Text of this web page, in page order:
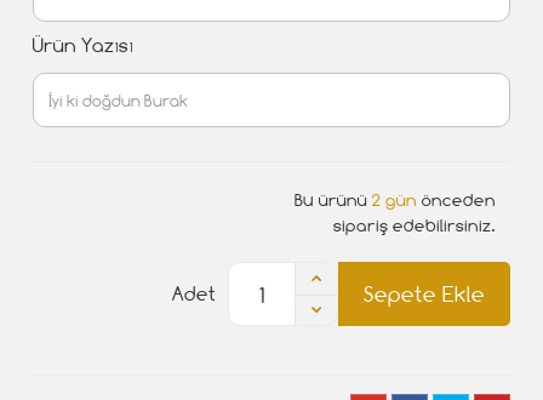
Ürün Yazısı
Bu ürünü 2 gün önceden
sipariş edebilirsiniz.
Sepete Ekle
Adet